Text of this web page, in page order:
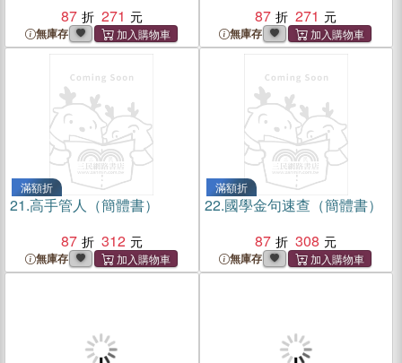
87 271
無庫存
87 271
無庫存
滿額折
21.高手管人（簡體書）
87
312
無庫存
滿額折
22.國學金句速查（簡體書）
87
308
無庫存